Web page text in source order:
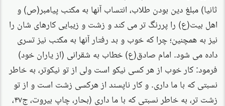
ثانیا) مبلغ دین بودن طلاب، انتساب آنها به مکتب پیامبر(ص) و
اهل بیت(ع) را پررنگ تر می کند و زشت و زیبایی کارهای شان را
نیز به همچنین؛ چرا که خوب و بد رفتار آنها به مکتب نیز تسری
داده می شود. امام صادق(ع) خطاب به شقرانی (از یاران خود)
فرمود: کار خوب از هر کسی نیکو است ولی از تو نیکوتر، به خاطر
نسبتی که با ما داری. و کار ناپسند از هرکسی زشت است و از تو
زشت تر، به خاطر نسبتی که با ما داری (بحار، چاپ بیروت، ج۴۷،